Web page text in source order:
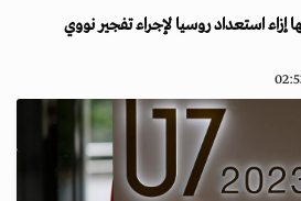
استعداد روسيا لإجراء تفجير نووي